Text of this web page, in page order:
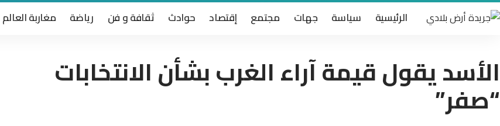
الرئيسية سياسة جهات مجتمع إقتصاد حوادث ثقافة و فن رياضة مغاربة العالم
الأسد يقول قيمة آراء الغرب بشأن الانتخابات
“صفر”